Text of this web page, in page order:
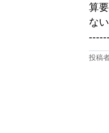
算
な
投稿